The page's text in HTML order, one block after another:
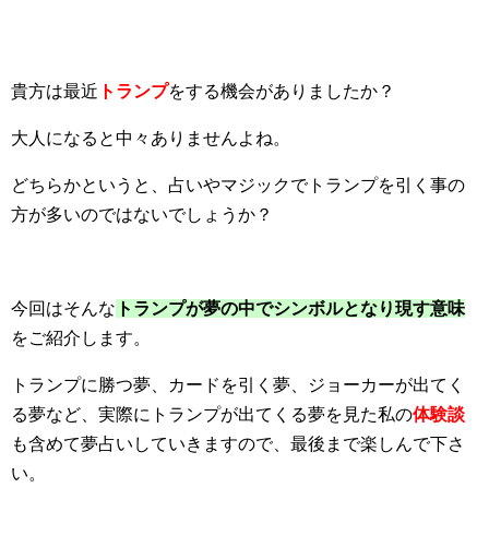
貴方は最近 トランプをする機会がありましたか？
大人になると中々ありませんよね。
どちらかというと、占いやマジックでトランプを引く事の
方が多いのではないでしょうか？
今回はそんな トランプが夢の中でシンボルとなり現す意味
をご紹介します。
トランプに勝つ夢、カードを引く夢、ジョーカーが出てく
る夢など、実際にトランプが出てくる夢を見た私の体験談
も含めて夢占いしていきますので、 最後まで楽しんで下さ
い。